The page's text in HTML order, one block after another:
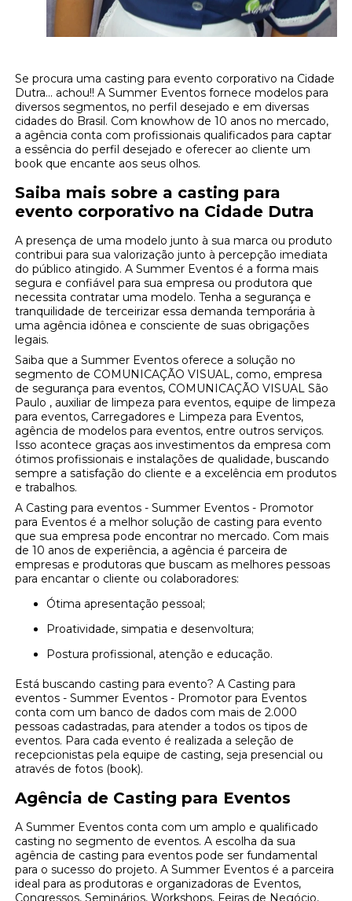
Se procura uma casting para evento corporativo na Cidade
Dutra... achou!! A Summer Eventos fornece modelos para
diversos segmentos, no perfil desejado e em diversas
cidades do Brasil. Com knowhow de 10 anos no mercado,
a agência conta com profissionais qualificados para captar
a essência do perfil desejado e oferecer ao cliente um
book que encante aos seus olhos.
Saiba mais sobre a casting para
evento corporativo na Cidade Dutra
A presença de uma modelo junto à sua marca ou produto
contribui para sua valorização junto à percepção imediata
do público atingido. A Summer Eventos é a forma mais
segura e confiável para sua empresa ou produtora que
necessita contratar uma modelo. Tenha a segurança e
tranquilidade de terceirizar essa demanda temporária à
uma agência idônea e consciente de suas obrigações
legais.
Saiba que a Summer Eventos oferece a solução no
segmento de COMUNICAÇÃO VISUAL, como, empresa
de segurança para eventos, COMUNICAÇÃO VISUAL São
Paulo , auxiliar de limpeza para eventos, equipe de limpeza
para eventos, Carregadores e Limpeza para Eventos,
agência de modelos para eventos, entre outros serviços.
Isso acontece graças aos investimentos da empresa com
ótimos profissionais e instalações de qualidade, buscando
sempre a satisfação do cliente e a excelência em produtos
e trabalhos.
A Casting para eventos - Summer Eventos - Promotor
para Eventos é a melhor solução de casting para evento
que sua empresa pode encontrar no mercado. Com mais
de 10 anos de experiência, a agência é parceira de
empresas e produtoras que buscam as melhores pessoas
para encantar o cliente ou colaboradores:
Ótima apresentação pessoal;
Proatividade, simpatia e desenvoltura;
Postura profissional, atenção e educação.
Está buscando casting para evento? A Casting para
eventos - Summer Eventos - Promotor para Eventos
conta com um banco de dados com mais de 2.000
pessoas cadastradas, para atender a todos os tipos de
eventos. Para cada evento é realizada a seleção de
recepcionistas pela equipe de casting, seja presencial ou
através de fotos (book).
Agência de Casting para Eventos
A Summer Eventos conta com um amplo e qualificado
casting no segmento de eventos. A escolha da sua
agência de casting para eventos pode ser fundamental
para o sucesso do projeto. A Summer Eventos é a parceira
ideal para as produtoras e organizadoras de Eventos,
Congressos, Seminários, Workshops, Feiras de Negócio,